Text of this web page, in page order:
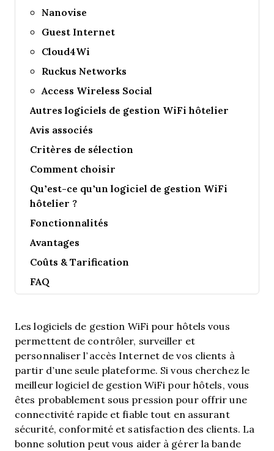
Nanovise
Guest Internet
Cloud4Wi
Ruckus Networks
Access Wireless Social
Autres logiciels de gestion WiFi hôtelier
Avis associés
Critères de sélection
Comment choisir
Qu’est-ce qu’un logiciel de gestion WiFi
hôtelier ?
Fonctionnalités
Avantages
Coûts & Tarification
FAQ
Les logiciels de gestion WiFi pour hôtels vous
permettent de contrôler, surveiller et
personnaliser l’accès Internet de vos clients à
partir d’une seule plateforme. Si vous cherchez le
meilleur logiciel de gestion WiFi pour hôtels, vous
êtes probablement sous pression pour offrir une
connectivité rapide et fiable tout en assurant
sécurité, conformité et satisfaction des clients. La
bonne solution peut vous aider à gérer la bande